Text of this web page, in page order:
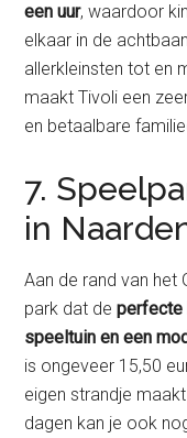
een uur, waardoor
elkaar in de
allerkleinsten tot en
maakt Tivoli een
en betaalbare
7.
in
Aan de rand van het
park dat deperfecte
speeltuin en een
is ongeveer 15,50
eigen strandje
dagen kan je ook